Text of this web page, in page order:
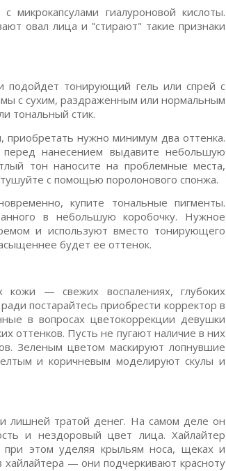
гиалуроновой кислоты.
овал лица и "стирают" такие признаки
тонирующий гель или спрей с
с сухим, раздраженным или нормальным
тональный стик.
нужно минимум два оттенка.
нанесением выдавите небольшую
тон наносите на проблемные места,
с помощью поролонового спонжа.
купите тональные пигменты.
в небольшую коробочку. Нужное
и используют вместо тонирующего
будет ее оттенок.
кожи — свежих воспалениях, глубоких
постарайтесь приобрести корректор в
в вопросах цветокоррекции девушки
оттенков. Пусть не пугают наличие в них
Зеленым цветом маскируют лопнувшие
и коричневым моделируют скулы и
лишней тратой денег. На самом деле он
и нездоровый цвет лица. Хайлайтер
при этом уделяя крыльям носа, щеках и
— они подчеркивают красноту